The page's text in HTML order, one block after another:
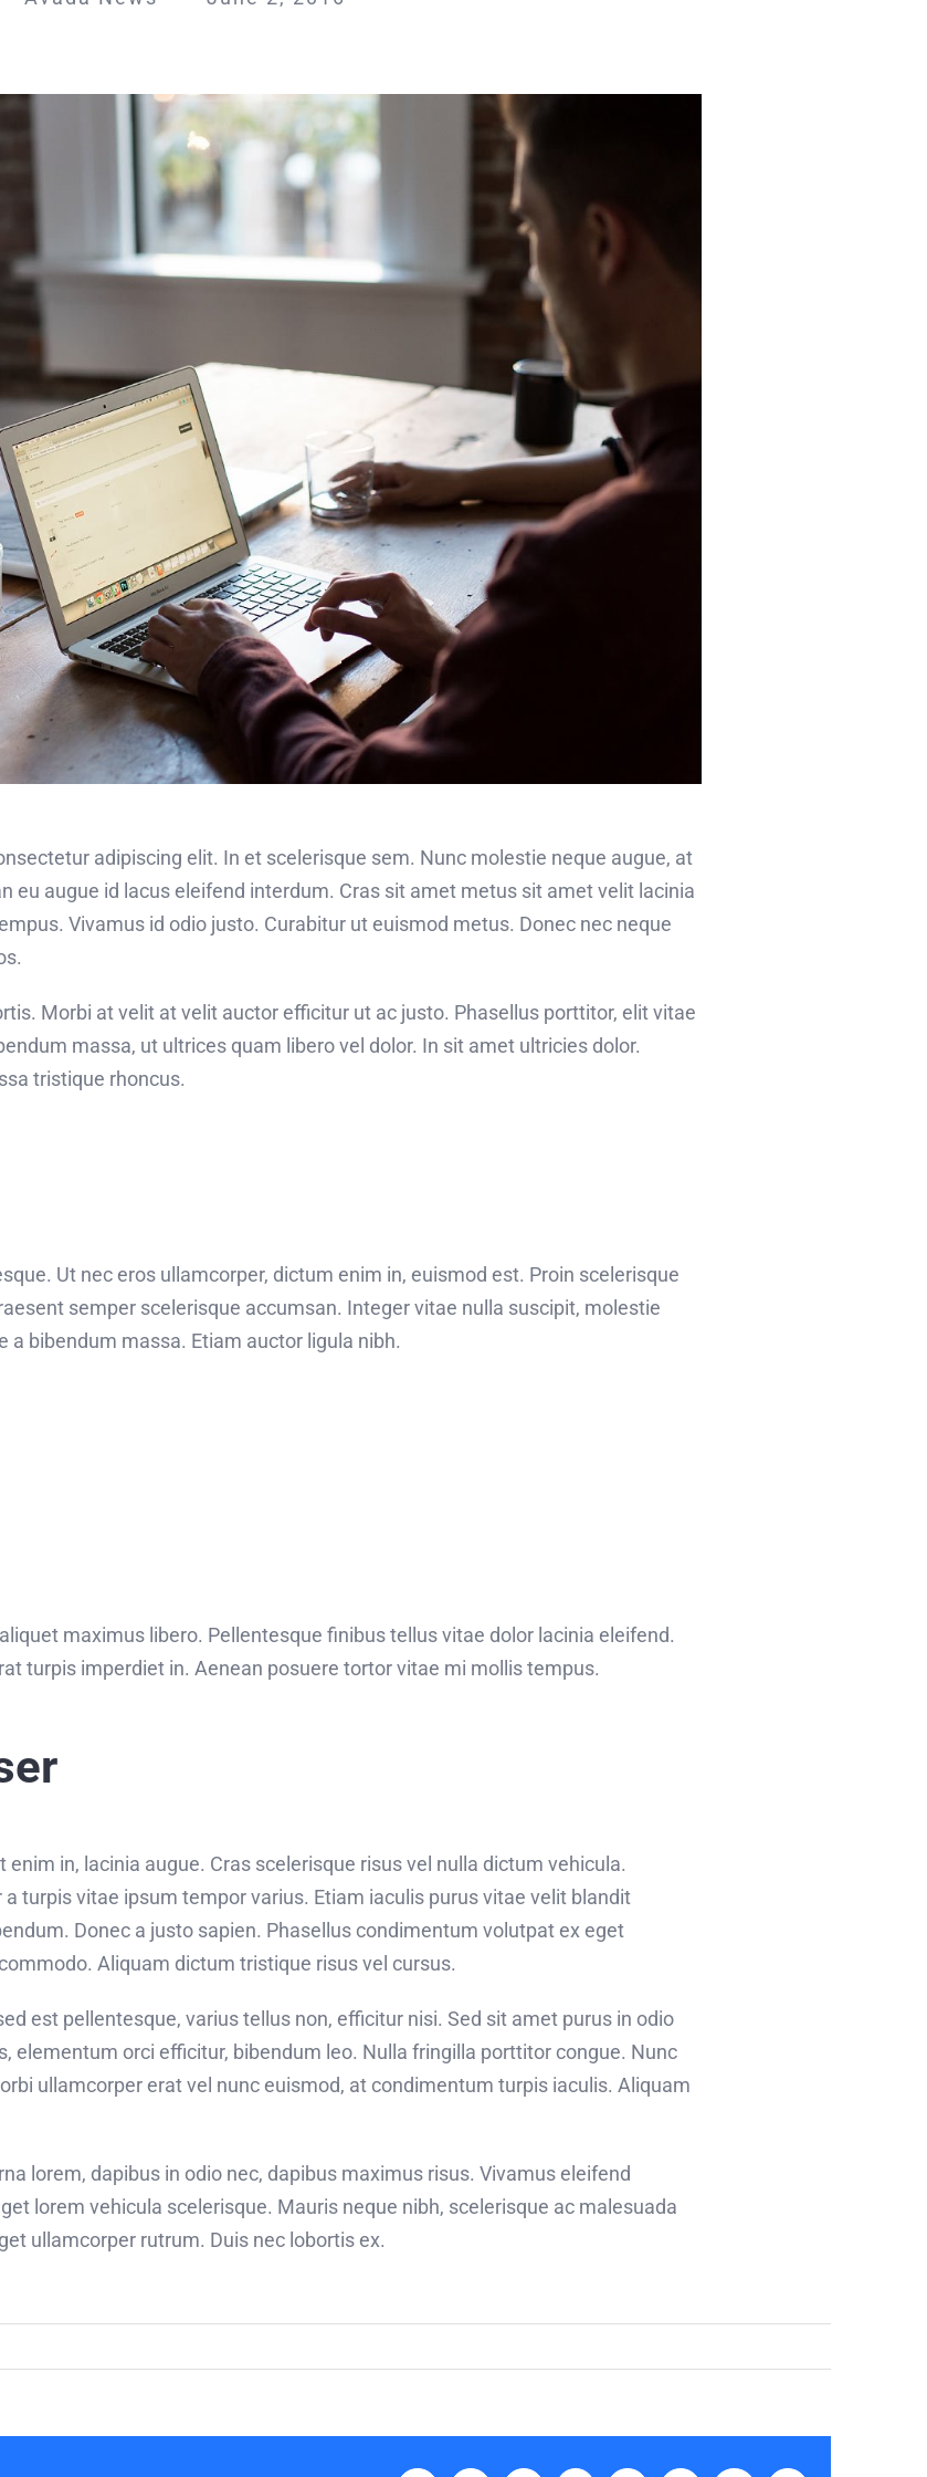
adipiscing elit. In et scelerisque sem. Nunc molestie neque augue, at
eu augue id lacus eleifend interdum. Cras sit amet metus sit amet velit lacinia
Vivamus id odio justo. Curabitur ut euismod metus. Donec nec neque
Morbi at velit at velit auctor efficitur ut ac justo. Phasellus porttitor, elit vitae
massa, ut ultrices quam libero vel dolor. In sit amet ultricies dolor.
tristique rhoncus.
Ut nec eros ullamcorper, dictum enim in, euismod est. Proin scelerisque
semper scelerisque accumsan. Integer vitae nulla suscipit, molestie
bibendum massa. Etiam auctor ligula nibh.
maximus libero. Pellentesque finibus tellus vitae dolor lacinia eleifend.
turpis imperdiet in. Aenean posuere tortor vitae mi mollis tempus.
in, lacinia augue. Cras scelerisque risus vel nulla dictum vehicula.
turpis vitae ipsum tempor varius. Etiam iaculis purus vitae velit blandit
Donec a justo sapien. Phasellus condimentum volutpat ex eget
Aliquam dictum tristique risus vel cursus.
est pellentesque, varius tellus non, efficitur nisi. Sed sit amet purus in odio
elementum orci efficitur, bibendum leo. Nulla fringilla porttitor congue. Nunc
ullamcorper erat vel nunc euismod, at condimentum turpis iaculis. Aliquam
lorem, dapibus in odio nec, dapibus maximus risus. Vivamus eleifend
lorem vehicula scelerisque. Mauris neque nibh, scelerisque ac malesuada
ullamcorper rutrum. Duis nec lobortis ex.